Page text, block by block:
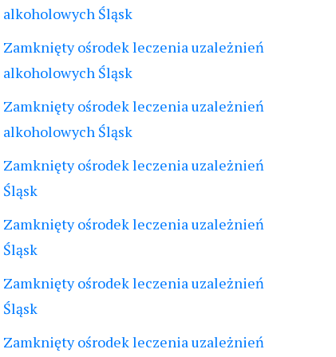
alkoholowych Śląsk
Zamknięty ośrodek leczenia uzależnień
alkoholowych Śląsk
Zamknięty ośrodek leczenia uzależnień
alkoholowych Śląsk
Zamknięty ośrodek leczenia uzależnień
Śląsk
Zamknięty ośrodek leczenia uzależnień
Śląsk
Zamknięty ośrodek leczenia uzależnień
Śląsk
Zamknięty ośrodek leczenia uzależnień